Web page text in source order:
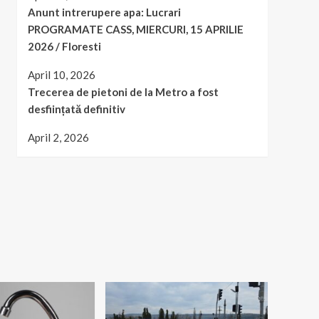
Anunt intrerupere apa: Lucrari
PROGRAMATE CASS, MIERCURI, 15 APRILIE
2026 / Floresti
April 10, 2026
Trecerea de pietoni de la Metro a fost
desființată definitiv
April 2, 2026